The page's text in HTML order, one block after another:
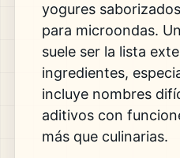
yogures
para microondas.
suele ser la lista
ingredientes,
incluye nombres
aditivos con
más que culinarias.